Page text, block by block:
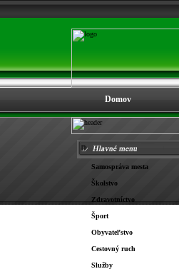
Domov
Samospráva mesta
Školstvo
Zdravotníctvo
Šport
Obyvateľstvo
Cestovný ruch
Služby